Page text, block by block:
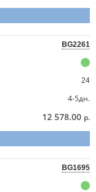
BG2261
24
4-5дн.
12 578.00 р.
BG1695